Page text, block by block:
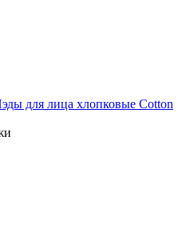
для лица хлопковые Cotton